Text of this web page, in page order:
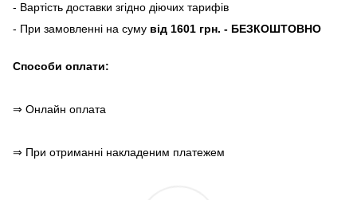
- Вартість доставки згідно діючих тарифів
- При замовленні на суму від 1601 грн. - БЕЗКОШТОВНО
Способи оплати:
⇒ Онлайн оплата
⇒ При отриманні накладеним платежем